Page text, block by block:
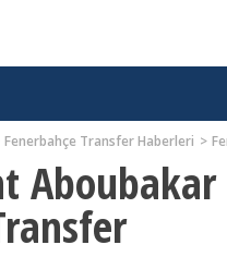
Fenerbahçe Transfer Haberleri
Aboubakar